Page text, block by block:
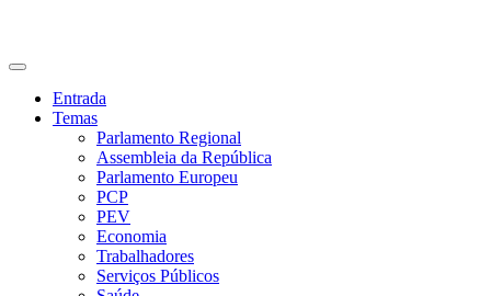
Entrada
Temas
Parlamento Regional
Assembleia da República
Parlamento Europeu
PCP
PEV
Economia
Trabalhadores
Serviços Públicos